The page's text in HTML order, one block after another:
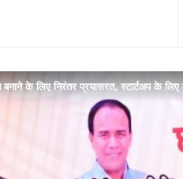
लिए निरंतर प्रयासरत, स्टार्टअप के लिए